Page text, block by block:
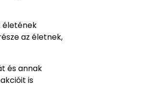
életének
az életnek,
és annak
is